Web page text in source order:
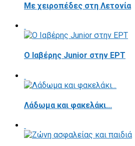
Με χειροπέδες στη Λετονία
Ο Ιαβέρης Junior στην ΕΡΤ
Λάδωμα και φακελάκι...